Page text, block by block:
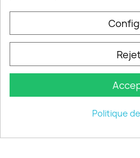
© 2026 - choisistacoque.com
Politique